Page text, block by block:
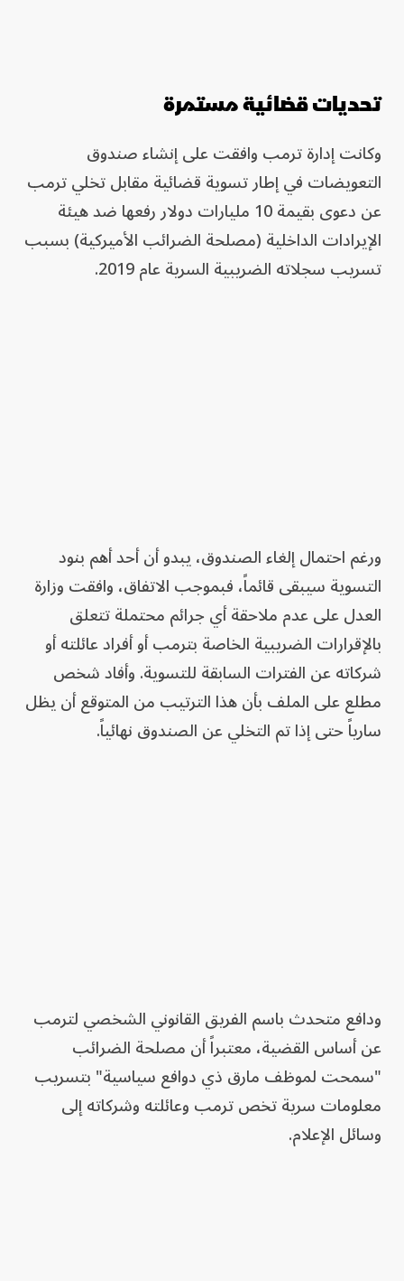
تحديات قضائية مستمرة
وكانت إدارة ترمب وافقت على إنشاء صندوق
التعويضات في إطار تسوية قضائية مقابل تخلي ترمب
عن دعوى بقيمة 10 مليارات دولار رفعها ضد هيئة
الإيرادات الداخلية (مصلحة الضرائب الأميركية) بسبب
تسريب سجلاته الضريبية السرية عام 2019.
ورغم احتمال إلغاء الصندوق، يبدو أن أحد أهم بنود
التسوية سيبقى قائماً، فبموجب الاتفاق، وافقت وزارة
العدل على عدم ملاحقة أي جرائم محتملة تتعلق
بالإقرارات الضريبية الخاصة بترمب أو أفراد عائلته أو
شركاته عن الفترات السابقة للتسوية. وأفاد شخص
مطلع على الملف بأن هذا الترتيب من المتوقع أن يظل
سارياً حتى إذا تم التخلي عن الصندوق نهائياً.
ودافع متحدث باسم الفريق القانوني الشخصي لترمب
عن أساس القضية، معتبراً أن مصلحة الضرائب
"سمحت لموظف مارق ذي دوافع سياسية" بتسريب
معلومات سرية تخص ترمب وعائلته وشركاته إلى
وسائل الإعلام.